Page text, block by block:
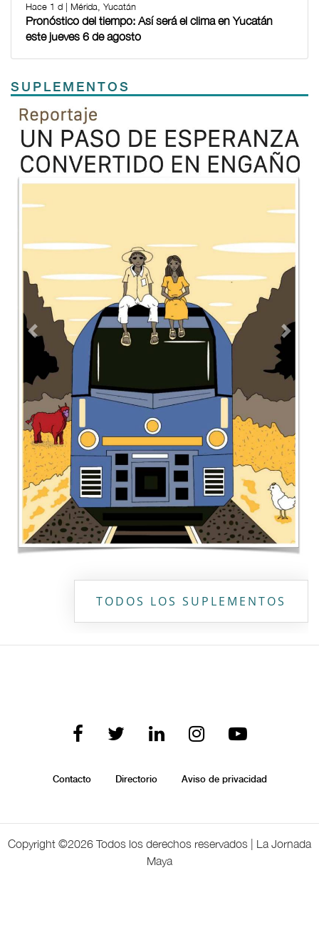
Hace 1 d | Mérida, Yucatán
Pronóstico del tiempo: Así será el clima en Yucatán
este jueves 6 de agosto
SUPLEMENTOS
Previous
TODOS LOS SUPLEMENTOS
Contacto Directorio Aviso de privacidad
Copyright ©2026 Todos los derechos reservados | La Jornada
Maya